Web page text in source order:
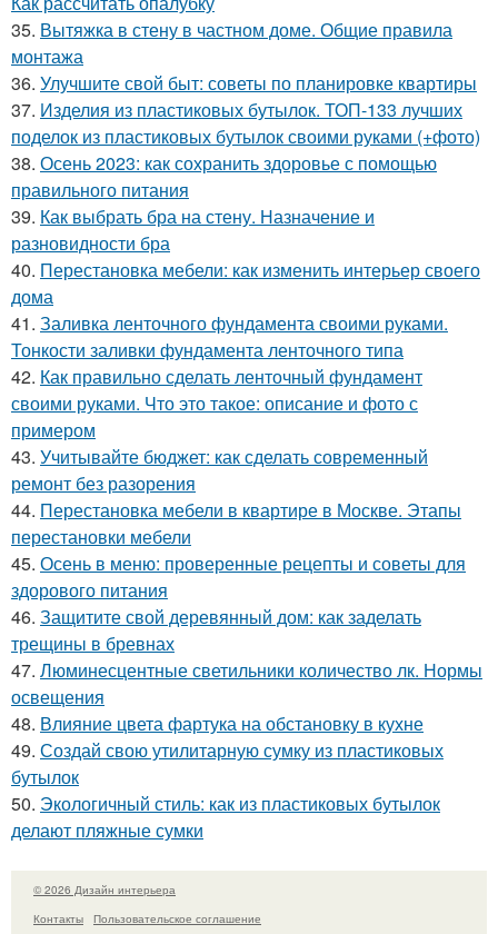
35. Вытяжка в стену в частном доме. Общие правила
монтажа
36. Улучшите свой быт: советы по планировке квартиры
37. Изделия из пластиковых бутылок. ТОП-133 лучших
поделок из пластиковых бутылок своими руками (+фото)
38. Осень 2023: как сохранить здоровье с помощью
правильного питания
39. Как выбрать бра на стену. Назначение и
разновидности бра
40. Перестановка мебели: как изменить интерьер своего
дома
41. Заливка ленточного фундамента своими руками.
Тонкости заливки фундамента ленточного типа
42. Как правильно сделать ленточный фундамент
своими руками. Что это такое: описание и фото с
примером
43. Учитывайте бюджет: как сделать современный
ремонт без разорения
44. Перестановка мебели в квартире в Москве. Этапы
перестановки мебели
45. Осень в меню: проверенные рецепты и советы для
здорового питания
46. Защитите свой деревянный дом: как заделать
трещины в бревнах
47. Люминесцентные светильники количество лк. Нормы
освещения
48. Влияние цвета фартука на обстановку в кухне
49. Создай свою утилитарную сумку из пластиковых
бутылок
50. Экологичный стиль: как из пластиковых бутылок
делают пляжные сумки
© 2026 Дизайн интерьера
Контакты
Пользовательское соглашение